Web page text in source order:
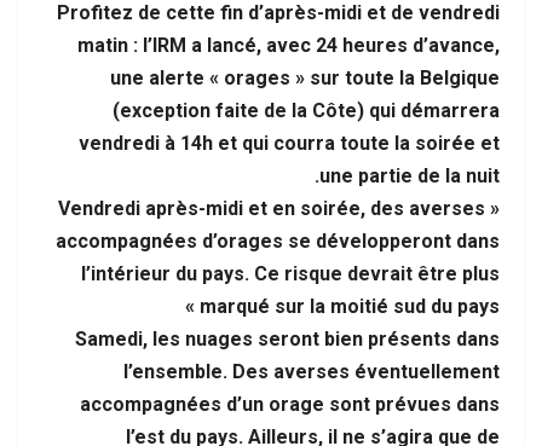
Profitez de cette fin d’après-midi et de vendredi
matin : l’IRM a lancé, avec 24 heures d’avance,
une alerte « orages » sur toute la Belgique
(exception faite de la Côte) qui démarrera
vendredi à 14h et qui courra toute la soirée et
une partie de la nuit.
« Vendredi après-midi et en soirée, des averses
accompagnées d’orages se développeront dans
l’intérieur du pays. Ce risque devrait être plus
marqué sur la moitié sud du pays »
Samedi, les nuages seront bien présents dans
l’ensemble. Des averses éventuellement
accompagnées d’un orage sont prévues dans
l’est du pays. Ailleurs, il ne s’agira que de